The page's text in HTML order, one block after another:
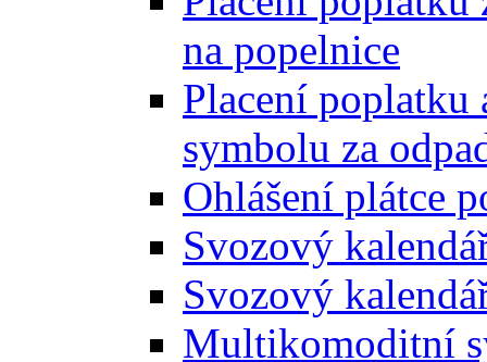
na popelnice
Placení poplatku
symbolu za
Ohlášení plátce
Svozový
Svozový
Multikomoditní